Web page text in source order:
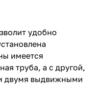
удобно
имеется
труба, а с другой,
двумя выдвижными